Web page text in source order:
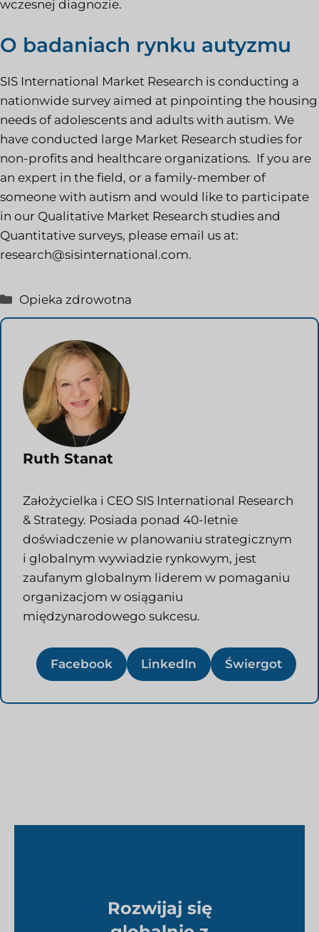
wczesnej diagnozie.
O badaniach rynku autyzmu
SIS International Market Research is conducting a
nationwide survey aimed at pinpointing the housing
needs of adolescents and adults with autism. We
have conducted large Market Research studies for
non-profits and healthcare organizations. If you are
an expert in the field, or a family-member of
someone with autism and would like to participate
in our Qualitative Market Research studies and
Quantitative surveys, please email us at:
research@sisinternational.com.
Kategorie
Opieka zdrowotna
Ruth Stanat
Założycielka i CEO SIS International Research
& Strategy. Posiada ponad 40-letnie
doświadczenie w planowaniu strategicznym
i globalnym wywiadzie rynkowym, jest
zaufanym globalnym liderem w pomaganiu
organizacjom w osiąganiu
międzynarodowego sukcesu.
Facebook LinkedIn Świergot
Rozwijaj się